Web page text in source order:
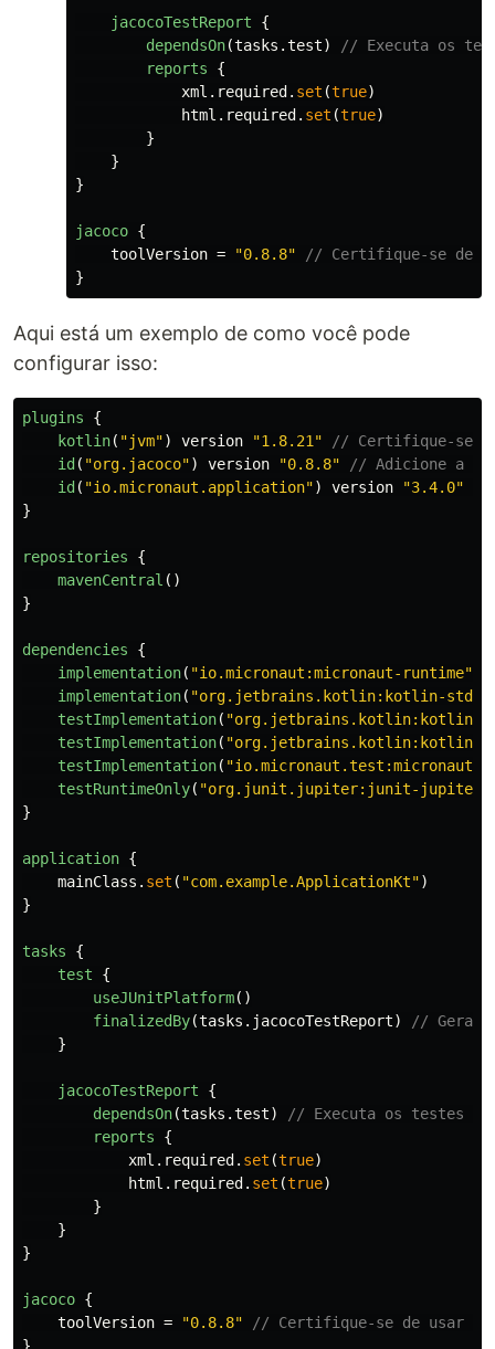
jacocoTestReport
{
dependsOn(tasks .test)
// Executa os
reports
{
xml . required . set (true)
html . required . set (true)
}
}
}
jacoco {
toolVersion = "0.8.8"
// Certifique-se de
}
Aqui está um exemplo de como você pode
configurar isso:
plugins
{
kotlin( "jvm") version "1.8.21"
// Certifique-se
id ( "org.jacoco") version "0.8.8"
// Adicione a
id ( "io.micronaut.application") version "3.4.0"
}
repositories
{
mavenCentral ()
}
dependencies
{
implementation( "io.micronaut:micronaut-runtime"
implementation( "org.jetbrains.kotlin:kotlin-
testImplementation( "org.jetbrains.kotlin:kotlin-
testImplementation( "org.jetbrains.kotlin:kotlin-
testImplementation(
testRuntimeOnly( "org.junit.jupiter:junit-jupiter-
}
application {
mainClass . set ( "com.example.ApplicationKt")
}
tasks
{
test
{
useJUnitPlatform()
finalizedBy(tasks . jacocoTestReport)
// Gera o
}
jacocoTestReport
{
dependsOn(tasks .test)
// Executa os testes
reports
{
xml . required . set (true)
html . required . set (true)
}
}
}
jacoco {
toolVersion = "0.8.8"
// Certifique-se de usar a